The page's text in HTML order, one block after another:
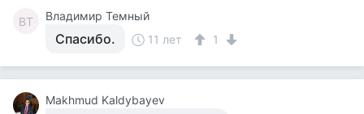
ВТ Владимир Темный
Спасибо. 11 лет 1
Makhmud Kaldybayev